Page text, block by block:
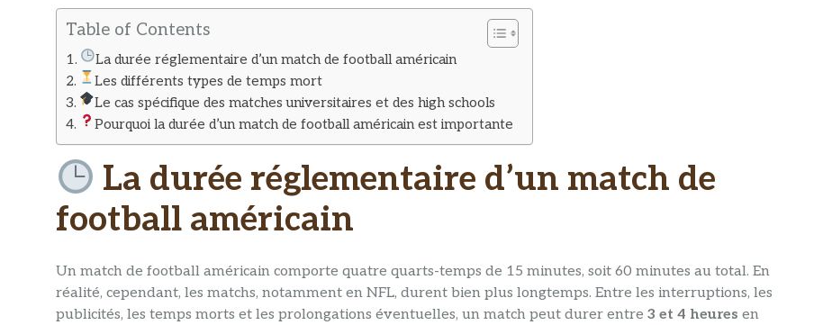
Table of Contents
La durée réglementaire d’un match de football américain​
Les différents types de temps mort
Le cas spécifique des matches universitaires et des high schools
Pourquoi la durée d’un match de football américain​ est importante
La durée réglementaire d’un match de
football américain​
Un match de football américain comporte quatre quarts-temps de 15 minutes, soit 60 minutes au total. En
réalité, cependant, les matchs, notamment en NFL, durent bien plus longtemps. Entre les interruptions, les
publicités, les temps morts et les prolongations éventuelles, un match peut durer entre 3 et 4 heures en